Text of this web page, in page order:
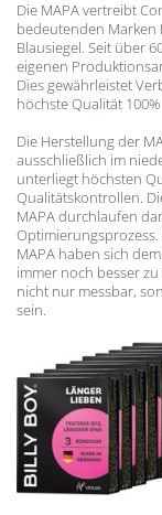
Die MAPA vertreibt
bedeutenden Marken
Blausiegel. Seit über
eigenen
Dies gewährleistet
höchste Qualität
Die Herstellung der
ausschließlich im
unterliegt höchsten
Qualitätskontrollen.
MAPA durchlaufen
MAPA haben sich
immer noch besser
nicht nur messbar,
sein.